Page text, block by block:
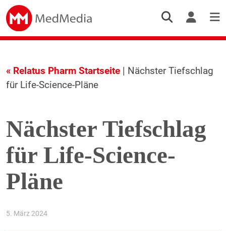
« Relatus Pharm Startseite| Nächster Tiefschlag
für Life-Science-Pläne
Nächster Tiefschlag
für Life-Science-
Pläne
5. März 2024